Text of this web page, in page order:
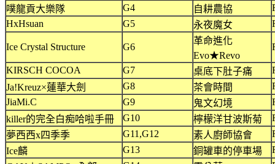
噗龍貢大樂隊
G4 自耕農協
HxHsuan
G5 永夜魔女
Ice Crystal Structure G6
革命進化
Evo★Revo
KIRSCH COCOA G7 桌底下肚子痛
Ja!Kreuz×蓮華大劍
G8 茶會時間
JiaMi.C
G9 鬼文幻境
killer的完全白痴哈啦手冊
G10 檸檬洋甘波斯菊
夢西西x四季季
G11,G12 素人廚師協會
Ice麟
G13 銅罐車的停車場